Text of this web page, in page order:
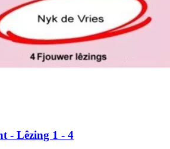
- Lêzing 1 - 4